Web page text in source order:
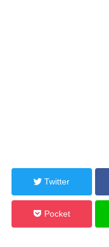
Twitter
Pocket